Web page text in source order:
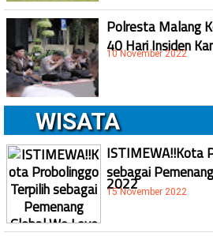
Polresta Malang
40 Hari Insiden
10 November 2022
WISATA
ISTIMEWA!!Kota
sebagai
2022
15 November 2022